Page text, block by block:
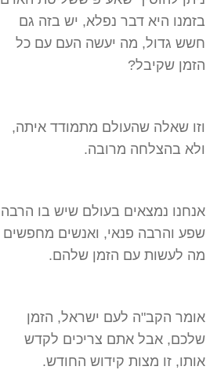
בזמנו היא דבר נפלא, יש בזה גם
חשש גדול, מה יעשה העם עם כל
הזמן שקיבל?
וזו שאלה שהעולם מתמודד איתה,
ולא בהצלחה מרובה.
אנחנו נמצאים בעולם שיש בו הרבה
שפע והרבה פנאי, ואנשים מחפשים
מה לעשות עם הזמן שלהם.
אומר הקב"ה לעם ישראל, הזמן
שלכם, אבל אתם צריכים לקדש
אותו, זו מצות קידוש החודש.